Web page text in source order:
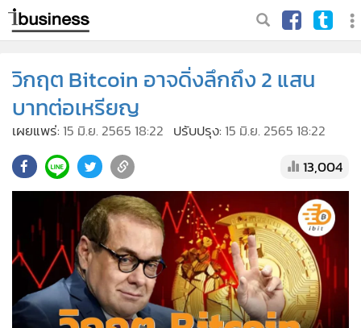
วิกฤต Bitcoin อาจดิ่งลึกถึง 2 แสน
บาทต่อเหรียญ
เผยแพร่: 15 มิ.ย. 2565 18:22 ปรับปรุง: 15 มิ.ย. 2565 18:22
13,004